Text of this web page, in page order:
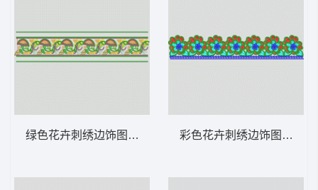
绿色花卉刺绣边饰图案 条带状 水溶条码网布
彩色花卉刺绣边饰图案 条